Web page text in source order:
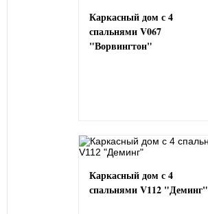
Каркасный дом с 4
спальнями V067
"Ворвингтон"
Каркасный дом с 4
спальнями V112 "Деминг"